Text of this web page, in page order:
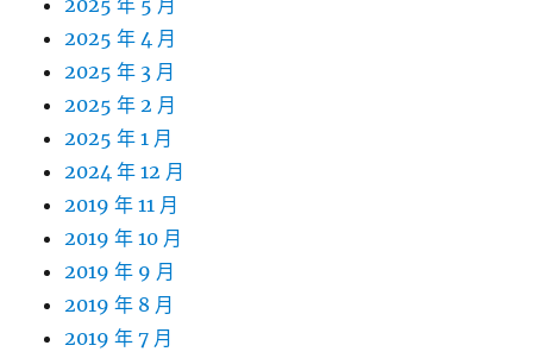
2025 年 5 月
2025 年 4 月
2025 年 3 月
2025 年 2 月
2025 年 1 月
2024 年 12 月
2019 年 11 月
2019 年 10 月
2019 年 9 月
2019 年 8 月
2019 年 7 月